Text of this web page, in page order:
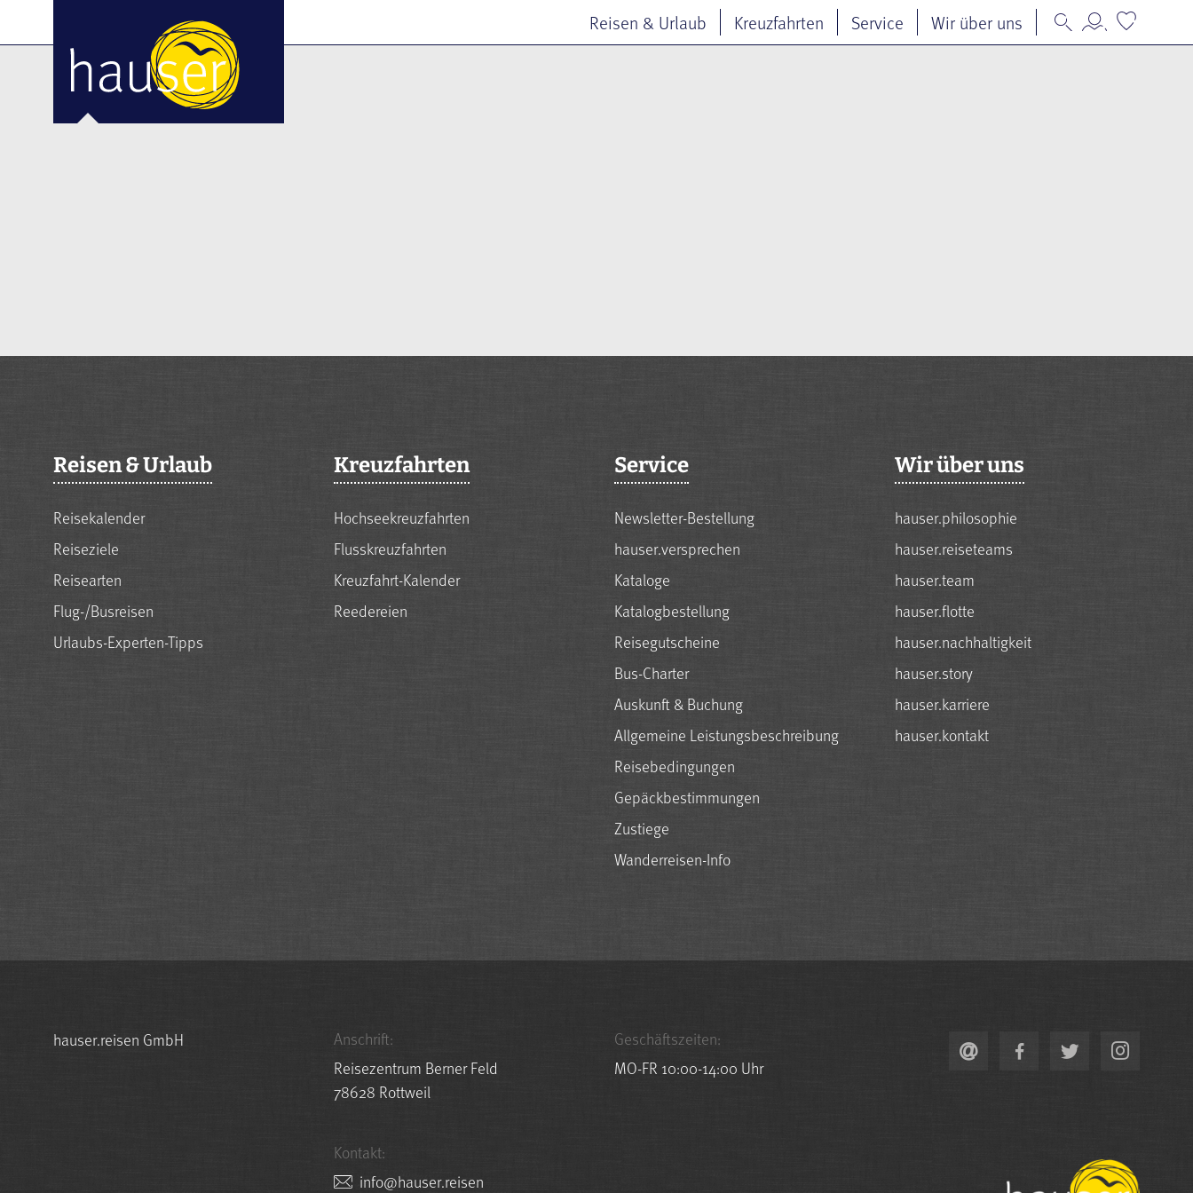
Reisen & Urlaub Kreuzfahrten Service Wir über uns
Reisen & Urlaub
Reisekalender
Reiseziele
Reisearten
Flug-/Busreisen
Urlaubs-Experten-Tipps
Kreuzfahrten
Hochseekreuzfahrten
Flusskreuzfahrten
Kreuzfahrt-Kalender
Reedereien
Service
Newsletter-Bestellung
hauser.versprechen
Kataloge
Katalogbestellung
Reisegutscheine
Bus-Charter
Auskunft & Buchung
Allgemeine Leistungsbeschreibung
Reisebedingungen
Gepäckbestimmungen
Zustiege
Wanderreisen-Info
Wir über uns
hauser.philosophie
hauser.reiseteams
hauser.team
hauser.flotte
hauser.nachhaltigkeit
hauser.story
hauser.karriere
hauser.kontakt
hauser.reisen GmbH
Anschrift:
Reisezentrum Berner Feld
78628 Rottweil
Kontakt:
nesier.resuah@ofni
Geschäftszeiten:
MO-FR 10:00-14:00 Uhr